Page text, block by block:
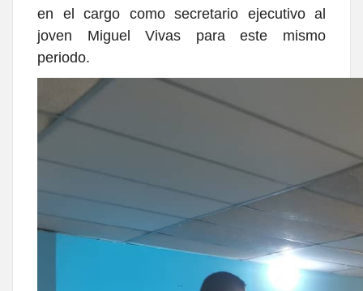
en el cargo como secretario ejecutivo al
joven Miguel Vivas para este mismo
periodo.